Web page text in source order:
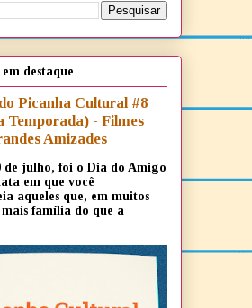
destaque
Picanha Cultural #8
Temporada) - Filmes
Amizades
de julho, foi o Dia do Amigo
em que você
aqueles que, em muitos
mais família do que a